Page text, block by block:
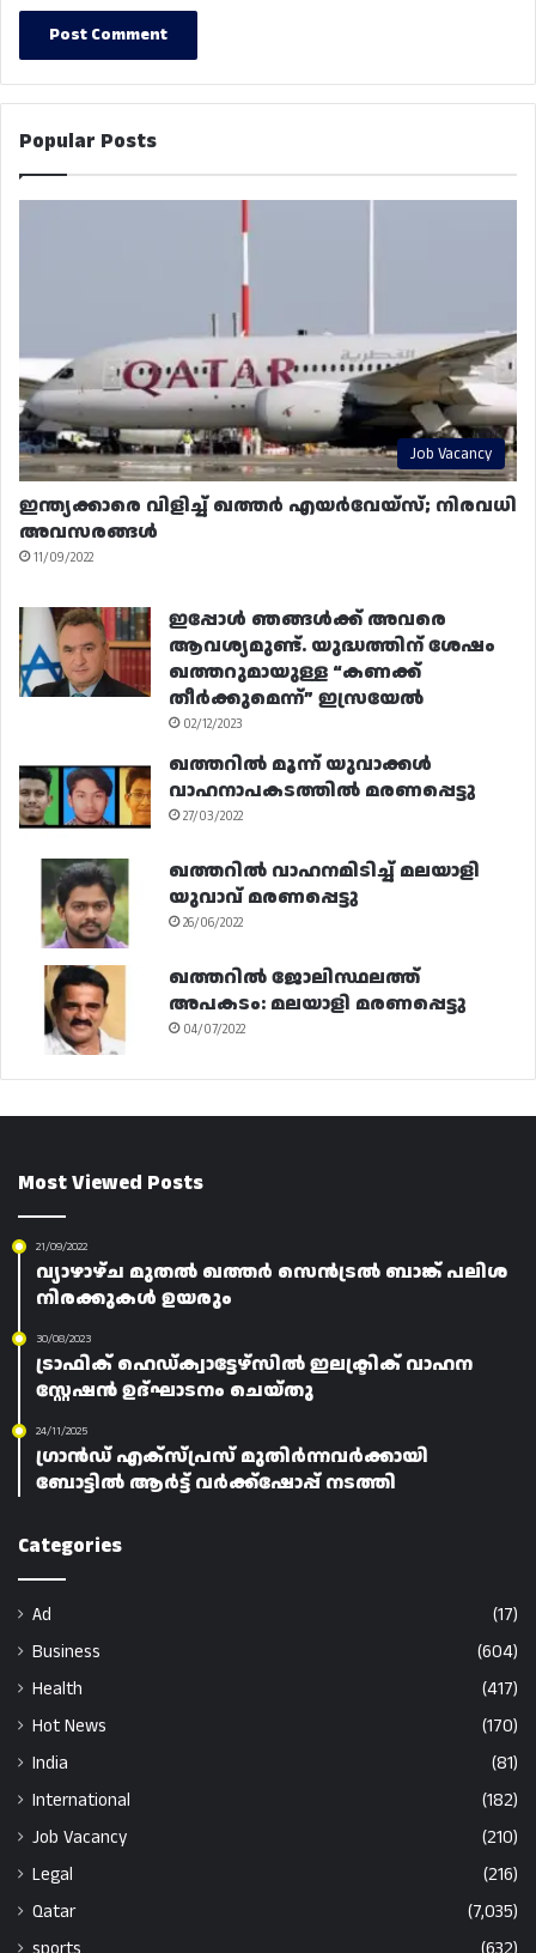
Popular Posts
Job Vacancy
ഇന്ത്യക്കാരെ വിളിച്ച് ഖത്തർ എയർവേയ്‌സ്; നിരവധി
അവസരങ്ങൾ
11/09/2022
ഇപ്പോൾ ഞങ്ങൾക്ക് അവരെ
ആവശ്യമുണ്ട്. യുദ്ധത്തിന് ശേഷം
ഖത്തറുമായുള്ള “കണക്ക്
തീർക്കുമെന്ന്” ഇസ്രയേൽ
02/12/2023
ഖത്തറിൽ മൂന്ന് യുവാക്കൾ
വാഹനാപകടത്തിൽ മരണപ്പെട്ടു
27/03/2022
ഖത്തറിൽ വാഹനമിടിച്ച് മലയാളി
യുവാവ് മരണപ്പെട്ടു
26/06/2022
ഖത്തറിൽ ജോലിസ്ഥലത്ത്
അപകടം: മലയാളി മരണപ്പെട്ടു
04/07/2022
Most Viewed Posts
21/09/2022
വ്യാഴാഴ്ച മുതൽ ഖത്തർ സെൻട്രൽ ബാങ്ക് പലിശ
നിരക്കുകൾ ഉയരും
30/08/2023
ട്രാഫിക് ഹെഡ്ക്വാട്ടേഴ്‌സിൽ ഇലക്ട്രിക് വാഹന
സ്റ്റേഷൻ ഉദ്ഘാടനം ചെയ്തു
24/11/2025
ഗ്രാൻഡ് എക്സ്പ്രസ് മുതിർന്നവർക്കായി
ബോട്ടിൽ ആർട്ട് വർക്ക്‌ഷോപ്പ് നടത്തി
Categories
Ad
(17)
Business
(604)
Health
(417)
Hot News
(170)
India
(81)
International
(182)
Job Vacancy
(210)
Legal
(216)
Qatar
(7,035)